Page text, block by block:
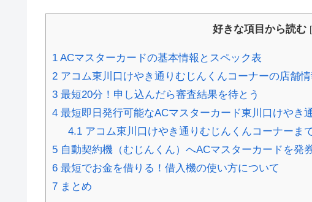
好きな項目から読む [
1 ACマスターカードの基本情報とスペック表
2 アコム東川口けやき通りむじんくんコーナーの店舗
3 最短20分！申し込んだら審査結果を待とう
4 最短即日発行可能なACマスターカード東川口けやき
4.1アコム東川口けやき通りむじんくんコーナーま
5 自動契約機（むじんくん）へACマスターカードを発
6 最短でお金を借りる！借入機の使い方について
7 まとめ